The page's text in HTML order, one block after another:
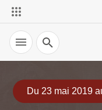
Recherche
Du 23 mai 2019